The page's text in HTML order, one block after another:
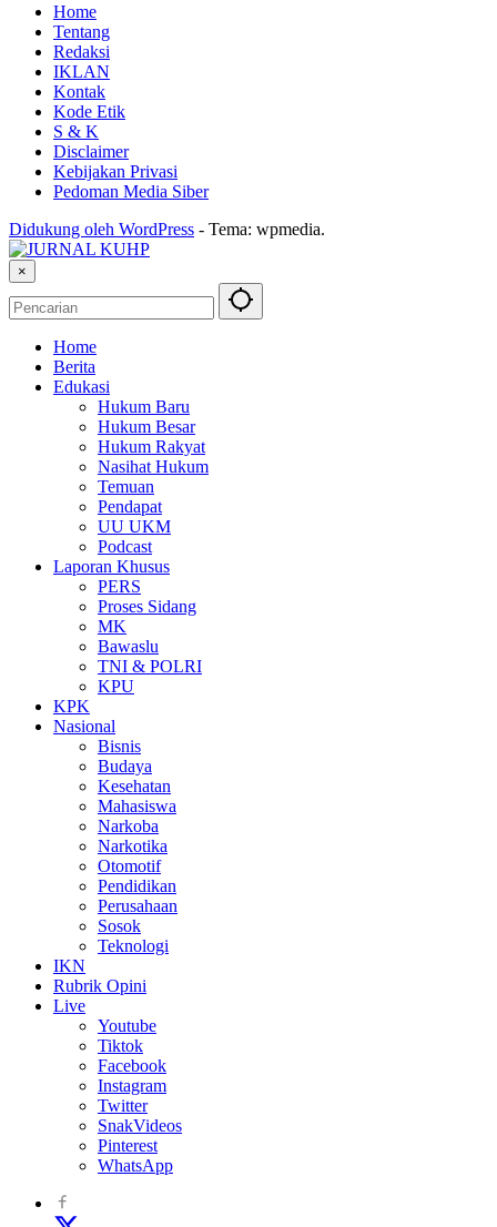
Home
Tentang
Redaksi
IKLAN
Kontak
Kode Etik
S & K
Disclaimer
Kebijakan Privasi
Pedoman Media Siber
Didukung oleh WordPress - Tema: wpmedia.
×
Home
Berita
Edukasi
Hukum Baru
Hukum Besar
Hukum Rakyat
Nasihat Hukum
Temuan
Pendapat
UU UKM
Podcast
Laporan Khusus
PERS
Proses Sidang
MK
Bawaslu
TNI & POLRI
KPU
KPK
Nasional
Bisnis
Budaya
Kesehatan
Mahasiswa
Narkoba
Narkotika
Otomotif
Pendidikan
Perusahaan
Sosok
Teknologi
IKN
Rubrik Opini
Live
Youtube
Tiktok
Facebook
Instagram
Twitter
SnakVideos
Pinterest
WhatsApp